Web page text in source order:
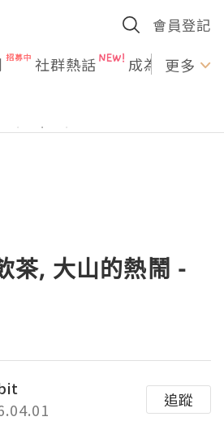
會員登記
社群熱話 成為U更多
茶, 大山的熱鬧 -
追蹤